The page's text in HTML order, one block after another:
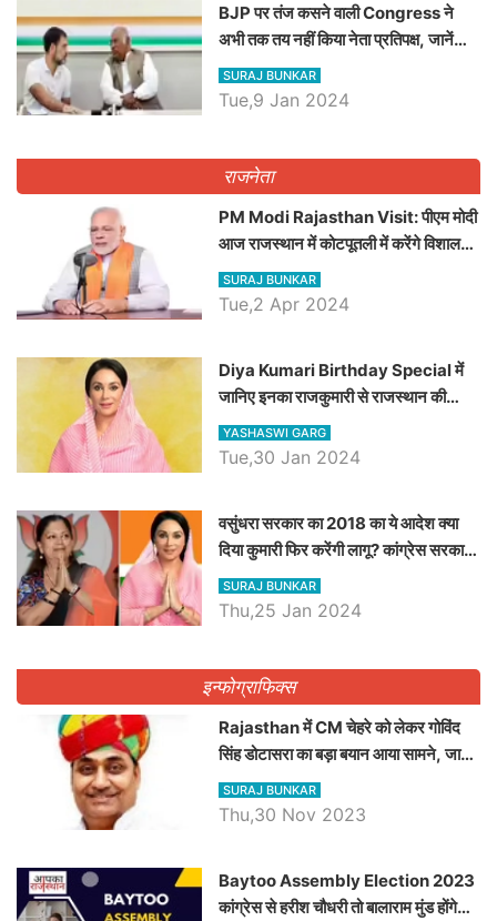
BJP पर तंज कसने वाली Congress ने
अभी तक तय नहीं किया नेता प्रतिपक्ष, जानें
कौन होगा दावेदार
SURAJ BUNKAR
Tue,9 Jan 2024
राजनेता
PM Modi Rajasthan Visit: पीएम मोदी
आज राजस्थान में कोटपूतली में करेंगे विशाल
रैली, एक सभा से 8 सीटों पर साधेगें निशाना
SURAJ BUNKAR
Tue,2 Apr 2024
Diya Kumari Birthday Special में
जानिए इनका राजकुमारी से राजस्थान की
डिप्टी सीएम बनने तक का सफर, एक क्लिक में
जाने पूरा जीवन परिचय
YASHASWI GARG
Tue,30 Jan 2024
वसुंधरा सरकार का 2018 का ये आदेश क्या
दिया कुमारी फिर करेंगी लागू? कांग्रेस सरकार
ने किया था निरस्त
SURAJ BUNKAR
Thu,25 Jan 2024
इन्फोग्राफिक्स
Rajasthan में CM चेहरे को लेकर गोविंद
सिंह डोटासरा का बड़ा बयान आया सामने, जानें
विचार
SURAJ BUNKAR
Thu,30 Nov 2023
Baytoo Assembly Election 2023
कांग्रेस से हरीश चौधरी तो बालाराम मुंड होंगे